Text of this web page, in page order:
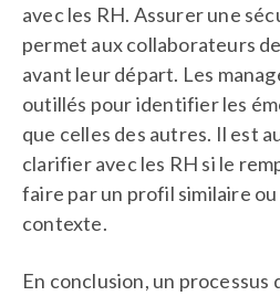
avec les RH. Assurer une
permet aux collaborateurs
avant leur départ. Les
outillés pour identifier les
que celles des autres. Il est
clarifier avec les RH si le
faire par un profil similaire
contexte.
En conclusion, un processus